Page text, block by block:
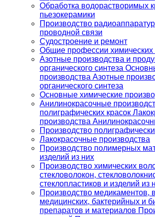
Обработка водорастворимых
пьезокерамики
Производство
проводной связи
Судостроение и ремонт
Общие профессии химических
Азотные производства и
органического синтеза
производства Азотные
органического синтеза
Основные химические
Анилинокрасочные
полиграфических красок
производства
Производство
Лакокрасочные производства
Производство полимерных
изделий из них
Производство химических
стекловолокон,
стеклопластиков и изделий из
Производство медикаментов,
медицинских, бактерийных и
препаратов и материалов